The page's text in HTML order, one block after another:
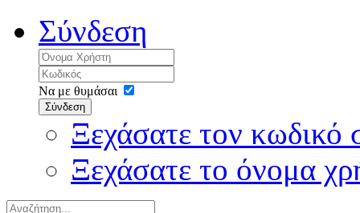
Σύνδεση
Να με θυμάσαι
Σύνδεση
Ξεχάσατε τον κωδικό
Ξεχάσατε το όνομα